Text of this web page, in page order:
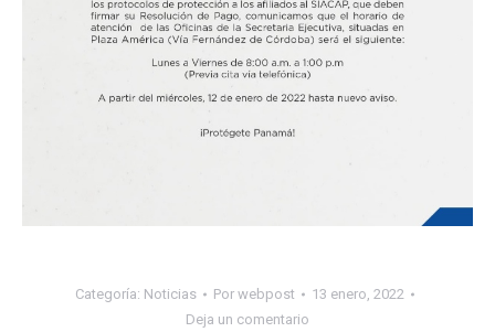
Categoría: Noticias Por webpost
13 enero, 2022
Deja un comentario